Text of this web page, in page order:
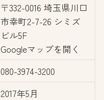
〒332-0016 埼玉県川口
市幸町2-7-26 シミズ
ビル5F
Googleマップを開く
080-3974-3200
2017年5月